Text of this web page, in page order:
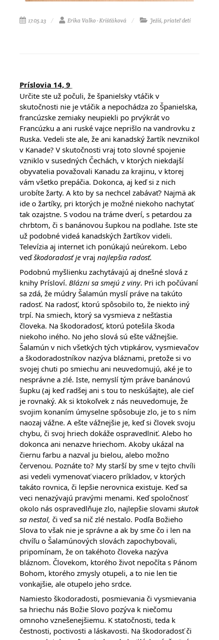
17.05.23 Erika Valko - Krišťáková Ježiš, priateľ detí
Príslovia 14, 9
Určite ste už počuli, že španielsky vtáčik v
skutočnosti nie je vtáčik a nepochádza zo Španielska,
francúzske zemiaky neupiekli po prvýkrát vo
Francúzku a ani ruské vajce neprišlo na vandrovku z
Ruska. Vedeli ste ale, že ani kanadský žartík nevznikol
v Kanade? V skutočnosti vraj toto slovné spojenie
vzniklo v susedných Čechách, v ktorých niekdajší
obyvatelia považovali Kanadu za krajinu, v ktorej
vám všetko prepáčia. Dokonca, aj keď si z nich
urobíte žarty. A kto by sa nechcel zabávať? Najmä ak
ide o žartíky, pri ktorých je možné niekoho nachytať
tak ozajstne. S vodou na tráme dverí, s petardou za
chrbtom, či s banánovou šupkou na podlahe. Iste ste
už podobné videá kanadských žartíkov videli.
Televízia aj internet ich ponúkajú neúrekom. Lebo
veďškodoradosť je vraj najlepšia radosť.
Podobnú myšlienku zachytávajú aj dnešné slová z
knihy Prísloví. Blázni sa smejú z viny. Pri ich počúvaní
sa zdá, že múdry Šalamún myslí práve na takúto
radosť. Na radosť, ktorú spôsobilo to, že niekto iný
trpí. Na smiech, ktorý sa vysmieva z nešťastia
človeka. Na škodoradosť, ktorú potešila škoda
niekoho iného. No jeho slová sú ešte vážnejšie.
Šalamún v nich všetkých tých vtipkárov, vysmievačov
a škodoradostníkov nazýva bláznami, pretože si vo
svojej chuti po smiechu ani neuvedomujú, aké je to
nesprávne a zlé. Iste, nemyslí tým práve banánovú
šupku (aj keď radšej ani s tou to neskúšajte), ale cieľ
je rovnaký. Ak si ktokoľvek z nás neuvedomuje, že
svojim konaním úmyselne spôsobuje zlo, je to s ním
naozaj vážne. A ešte vážnejšie je, keď si človek svoju
chybu, či svoj hriech dokáže ospravedlniť. Alebo ho
dokonca ani nenazve hriechom. Akoby ukázal na
čiernu farbu a nazval ju bielou, alebo možno
červenou. Poznáte to? My starší by sme v tejto chvíli
asi vedeli vymenovať viacero príkladov, v ktorých
takáto rovnica, či lepšie nerovnica existuje. Keď sa
veci nenazývajú pravými menami. Keď spoločnosť
okolo nás ospravedlňuje zlo, najlepšie slovami skutok
sa nestal, či veď sa nič zlé nestalo. Podľa Božieho
Slova to však nie je správne a ak by sme čo i len na
chvíľu o Šalamúnových slovách zapochybovali,
pripomínam, že on takéhoto človeka nazýva
bláznom. Človekom, ktorého život nepočíta s Pánom
Bohom, ktorého zmysly otupeli, a to nie len tie
vonkajšie, ale otupelo jeho srdce.
Namiesto škodoradosti, posmievania či vysmievania
sa hriechu nás Božie Slovo pozýva k niečomu
omnoho vznešenejšiemu. K statočnosti, teda k
čestnosti, poctivosti a láskavosti. Na škodoradosť či